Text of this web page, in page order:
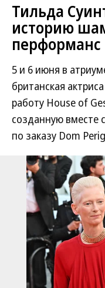
Тильда
историю
перформанс
5 и 6 июня в
британская
работу House of
созданную вместе
по заказу Dom